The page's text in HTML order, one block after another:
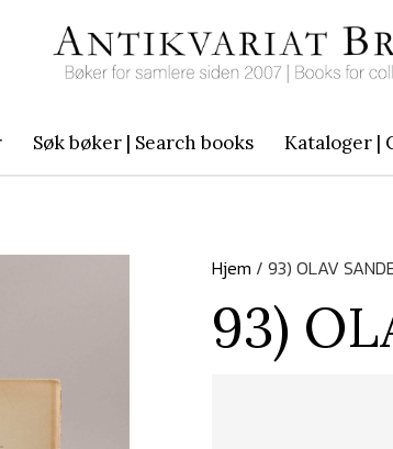
Søk bøker | Search books Kataloger |
Hjem / 93) OLAV
93)